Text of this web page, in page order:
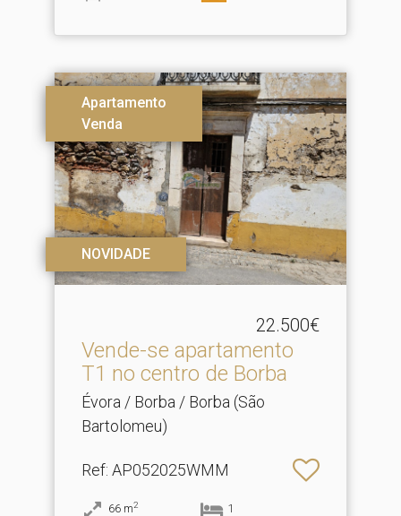
Apartamento
Venda
NOVIDADE
22.500€
Vende-se apartamento
T1 no centro de Borba
Évora / Borba / Borba (São
Bartolomeu)
Ref: AP052025WMM
66 m2 1